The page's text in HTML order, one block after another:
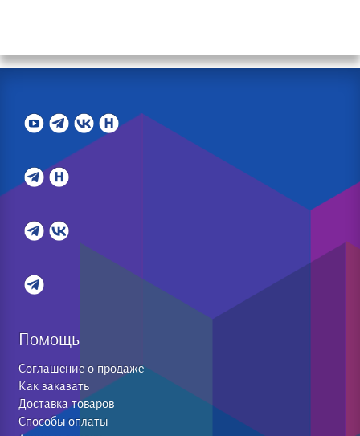
Помощь
Соглашение о продаже
Как заказать
Доставка товаров
Способы оплаты